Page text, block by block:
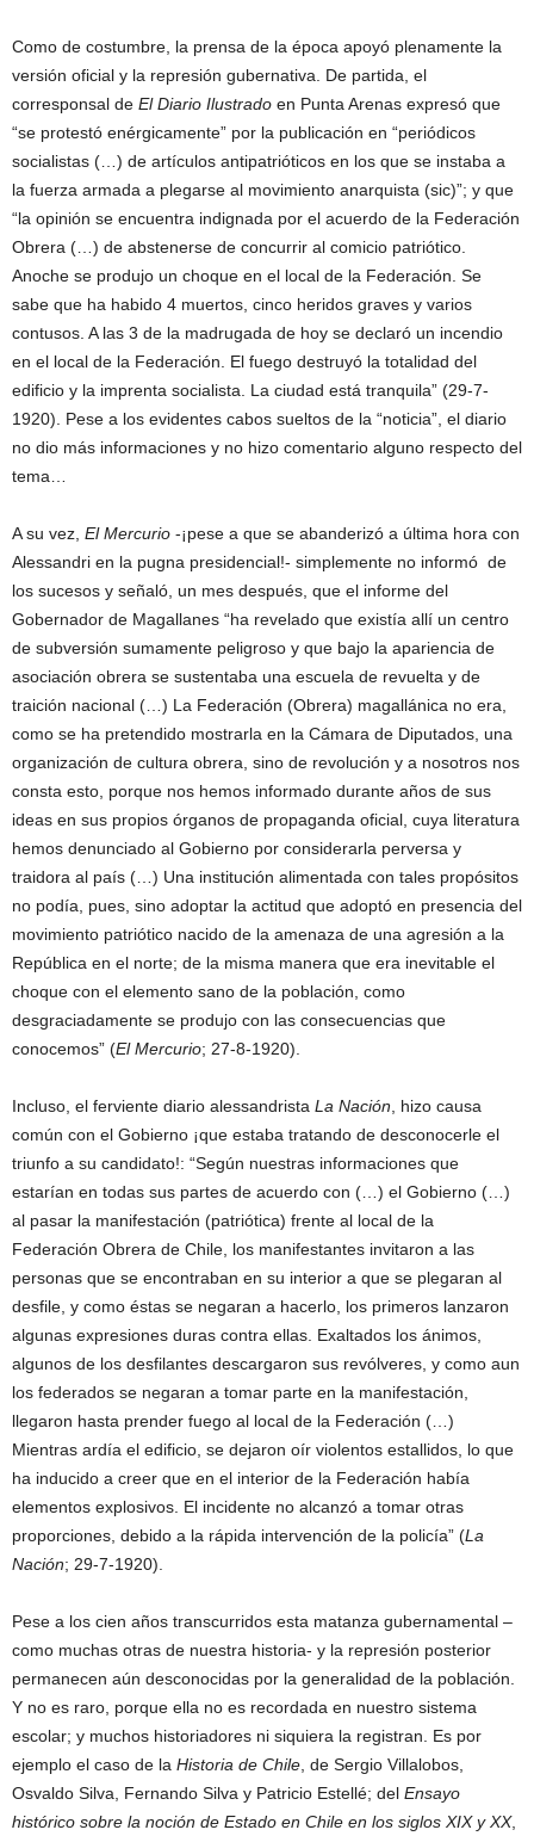
Como de costumbre, la prensa de la época apoyó plenamente la
versión oficial y la represión gubernativa. De partida, el
corresponsal de El Diario Ilustrado en Punta Arenas expresó que
“se protestó enérgicamente” por la publicación en “periódicos
socialistas (…) de artículos antipatrióticos en los que se instaba a
la fuerza armada a plegarse al movimiento anarquista (sic)”; y que
“la opinión se encuentra indignada por el acuerdo de la Federación
Obrera (…) de abstenerse de concurrir al comicio patriótico.
Anoche se produjo un choque en el local de la Federación. Se
sabe que ha habido 4 muertos, cinco heridos graves y varios
contusos. A las 3 de la madrugada de hoy se declaró un incendio
en el local de la Federación. El fuego destruyó la totalidad del
edificio y la imprenta socialista. La ciudad está tranquila” (29-7-
1920). Pese a los evidentes cabos sueltos de la “noticia”, el diario
no dio más informaciones y no hizo comentario alguno respecto del
tema…
A su vez, El Mercurio -¡pese a que se abanderizó a última hora con
Alessandri en la pugna presidencial!- simplemente no informó de
los sucesos y señaló, un mes después, que el informe del
Gobernador de Magallanes “ha revelado que existía allí un centro
de subversión sumamente peligroso y que bajo la apariencia de
asociación obrera se sustentaba una escuela de revuelta y de
traición nacional (…) La Federación (Obrera) magallánica no era,
como se ha pretendido mostrarla en la Cámara de Diputados, una
organización de cultura obrera, sino de revolución y a nosotros nos
consta esto, porque nos hemos informado durante años de sus
ideas en sus propios órganos de propaganda oficial, cuya literatura
hemos denunciado al Gobierno por considerarla perversa y
traidora al país (…) Una institución alimentada con tales propósitos
no podía, pues, sino adoptar la actitud que adoptó en presencia del
movimiento patriótico nacido de la amenaza de una agresión a la
República en el norte; de la misma manera que era inevitable el
choque con el elemento sano de la población, como
desgraciadamente se produjo con las consecuencias que
conocemos” (El Mercurio; 27-8-1920).
Incluso, el ferviente diario alessandrista La Nación , hizo causa
común con el Gobierno ¡que estaba tratando de desconocerle el
triunfo a su candidato!: “Según nuestras informaciones que
estarían en todas sus partes de acuerdo con (…) el Gobierno (…)
al pasar la manifestación (patriótica) frente al local de la
Federación Obrera de Chile, los manifestantes invitaron a las
personas que se encontraban en su interior a que se plegaran al
desfile, y como éstas se negaran a hacerlo, los primeros lanzaron
algunas expresiones duras contra ellas. Exaltados los ánimos,
algunos de los desfilantes descargaron sus revólveres, y como aun
los federados se negaran a tomar parte en la manifestación,
llegaron hasta prender fuego al local de la Federación (…)
Mientras ardía el edificio, se dejaron oír violentos estallidos, lo que
ha inducido a creer que en el interior de la Federación había
elementos explosivos. El incidente no alcanzó a tomar otras
proporciones, debido a la rápida intervención de la policía” (La
Nación; 29-7-1920).
Pese a los cien años transcurridos esta matanza gubernamental –
como muchas otras de nuestra historia- y la represión posterior
permanecen aún desconocidas por la generalidad de la población.
Y no es raro, porque ella no es recordada en nuestro sistema
escolar; y muchos historiadores ni siquiera la registran. Es por
ejemplo el caso de la Historia de Chile , de Sergio Villalobos,
Osvaldo Silva, Fernando Silva y Patricio Estellé; del Ensayo
histórico sobre la noción de Estado en Chile en los siglos XIX y XX,